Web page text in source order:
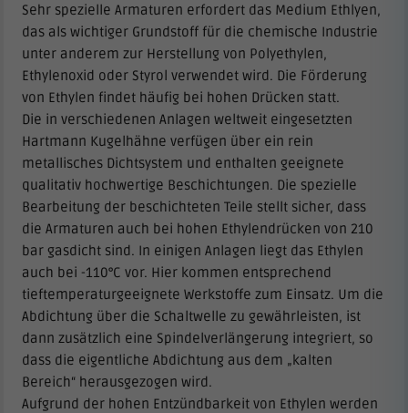
Sehr spezielle Armaturen erfordert das Medium Ethlyen,
das als wichtiger Grundstoff für die chemische Industrie
unter anderem zur Herstellung von Polyethylen,
Ethylenoxid oder Styrol verwendet wird. Die Förderung
von Ethylen findet häufig bei hohen Drücken statt.
Die in verschiedenen Anlagen weltweit eingesetzten
Hartmann Kugelhähne verfügen über ein rein
metallisches Dichtsystem und enthalten geeignete
qualitativ hochwertige Beschichtungen. Die spezielle
Bearbeitung der beschichteten Teile stellt sicher, dass
die Armaturen auch bei hohen Ethylendrücken von 210
bar gasdicht sind. In einigen Anlagen liegt das Ethylen
auch bei -110°C vor. Hier kommen entsprechend
tieftemperaturgeeignete Werkstoffe zum Einsatz. Um die
Abdichtung über die Schaltwelle zu gewährleisten, ist
dann zusätzlich eine Spindelverlängerung integriert, so
dass die eigentliche Abdichtung aus dem „kalten
Bereich“ herausgezogen wird.
Aufgrund der hohen Entzündbarkeit von Ethylen werden